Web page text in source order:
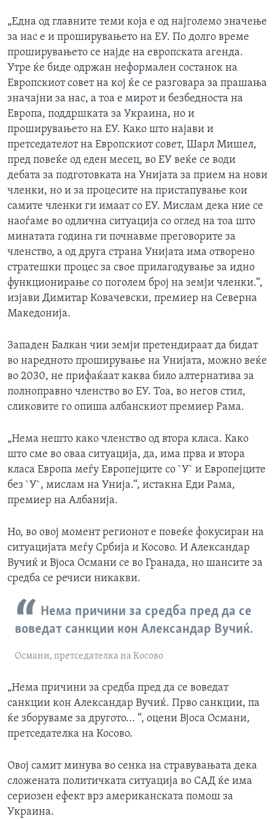
„Една од главните теми која е од најголемо значење
за нас е и проширувањето на ЕУ. По долго време
проширувањето се најде на европската агенда.
Утре ќе биде одржан неформален состанок на
Европскиот совет на кој ќе се разговара за прашања
значајни за нас, а тоа е мирот и безбедноста на
Европа, поддршката за Украина, но и
проширувањето на ЕУ. Како што најави и
претседателот на Европскиот совет, Шарл Мишел,
пред повеќе од еден месец, во ЕУ веќе се води
дебата за подготовката на Унијата за прием на нови
членки, но и за процесите на пристапување кои
самите членки ги имаат со ЕУ. Мислам дека ние се
наоѓаме во одлична ситуација со оглед на тоа што
минатата година ги почнавме преговорите за
членство, а од друга страна Унијата има отворено
стратешки процес за свое прилагодување за идно
функционирање со поголем број на земји членки.“,
изјави Димитар Ковачевски, премиер на Северна
Македонија.
Западен Балкан чии земји претендираат да бидат
во наредното проширување на Унијата, можно веќе
во 2030, не прифаќаат каква било алтернатива за
полноправно членство во ЕУ. Тоа, во негов стил,
сликовите го опиша албанскиот премиер Рама.
„Нема нешто како членство од втора класа. Како
што сме во оваа ситуација, да, има прва и втора
класа Европа меѓу Европејците со `У` и Европејците
без `У`, мислам на Унија.“, истакна Еди Рама,
премиер на Албанија.
Но, во овој момент регионот е повеќе фокусиран на
ситуацијата меѓу Србија и Косово. И Александар
Вучиќ и Вјоса Османи се во Гранада, но шансите за
средба се речиси никакви.
Нема причини за средба пред да се
воведат санкции кон Александар Вучиќ.
Османи, претседателка на Косово
„Нема причини за средба пред да се воведат
санкции кон Александар Вучиќ. Прво санкции, па
ќе зборуваме за другото... “, оцени Вјоса Османи,
претседателка на Косово.
Овој самит минува во сенка на стравувањата дека
сложената политичката ситуација во САД ќе има
сериозен ефект врз американската помош за
Украина.